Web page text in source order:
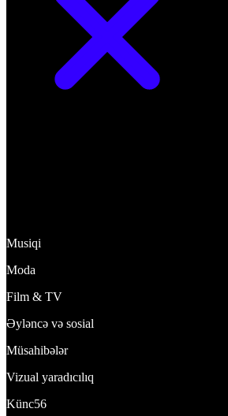
Musiqi
Moda
Film & TV
Əyləncə və sosial
Müsahibələr
Vizual yaradıcılıq
Künc56